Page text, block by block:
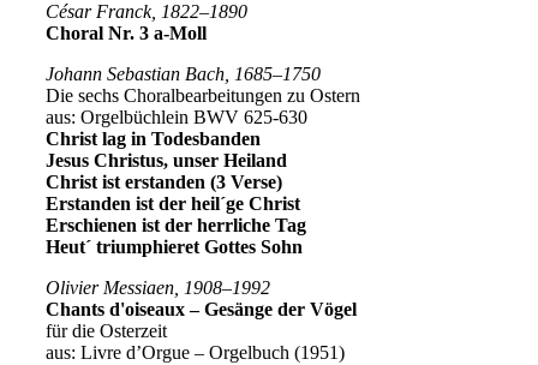
César Franck, 1822–1890
Choral Nr. 3 a-Moll
Johann Sebastian Bach, 1685–1750
Die sechs Choralbearbeitungen zu Ostern
aus: Orgelbüchlein BWV 625-630
Christ lag in Todesbanden
Jesus Christus, unser Heiland
Christ ist erstanden (3 Verse)
Erstanden ist der heil´ge Christ
Erschienen ist der herrliche Tag
Heut´ triumphieret Gottes Sohn
Olivier Messiaen, 1908–1992
Chants d'oiseaux – Gesänge der Vögel
für die Osterzeit
aus: Livre d’Orgue – Orgelbuch (1951)